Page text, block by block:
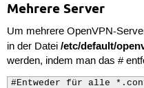
Mehrere Server
Um mehrere OpenVPN-
in der Datei /etc/default/
werden, indem man das #
#Entweder für alle